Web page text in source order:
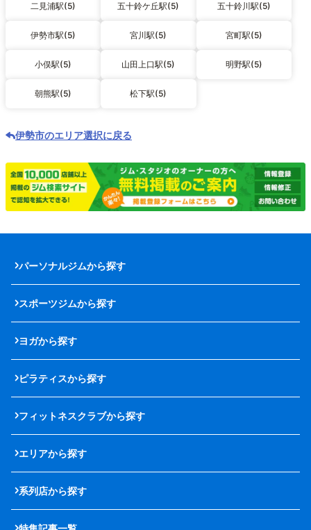
二見浦駅(5) 五十鈴ケ丘駅(5) 五十鈴川駅(5)
伊勢市駅(5) 宮川駅(5) 宮町駅(5)
小俣駅(5) 山田上口駅(5) 明野駅(5)
朝熊駅(5) 松下駅(5)
伊勢市のエリア選択に戻る
パーソナルジムから探す
スポーツジムから探す
ヨガから探す
ピラティスから探す
フィットネスクラブから探す
エリアから探す
系列店から探す